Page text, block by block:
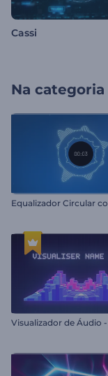
Cassi
Na categoria